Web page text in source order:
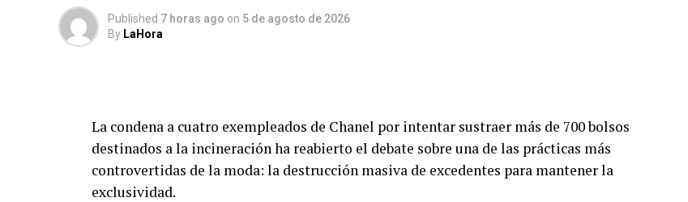
Published 7 horas ago on 5 de agosto de 2026
By LaHora
La condena a cuatro exempleados de Chanel por intentar sustraer más de 700 bolsos
destinados a la incineración ha reabierto el debate sobre una de las prácticas más
controvertidas de la moda: la destrucción masiva de excedentes para mantener la
exclusividad.